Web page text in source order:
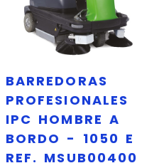
BARREDORAS
PROFESIONALES
IPC HOMBRE A
BORDO - 1050 E
REF. MSUB00400